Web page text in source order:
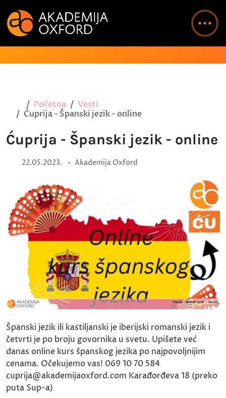
Početna
Vesti
Ćuprija - Španski jezik - online
Ćuprija - Španski jezik - online
22.05.2023. • Akademija Oxford
Španski jezik ili kastiljanski je iberijski romanski jezik i
četvrti je po broju govornika u svetu. Upišete već
danas online kurs španskog jezika po najpovoljnijim
cenama. Očekujemo vas! 069 10 70 584
cuprija@akademijaoxford.com Karađorđeva 18 (preko
puta Sup-a)